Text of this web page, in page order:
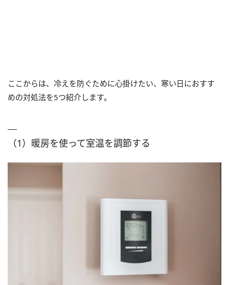
ここからは、冷えを防ぐために心掛けたい、寒い日におすす
めの対処法を5つ紹介します。
（1）暖房を使って室温を調節する